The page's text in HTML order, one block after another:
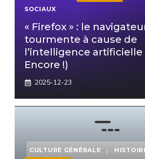
SOCIAUX
« Firefox » : le
tourmente à cause de
l’intelligence artificielle
Encore !)
2025-12-23
CULTURE GÉNÉRALE ,